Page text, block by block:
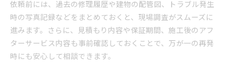
依頼前には、過去の修理履歴や建物の配管図、トラブル発生
時の写真記録などをまとめておくと、現場調査がスムーズに
進みます。さらに、見積もり内容や保証期間、施工後のアフ
ターサービス内容も事前確認しておくことで、万が一の再発
時にも安心して相談できます。